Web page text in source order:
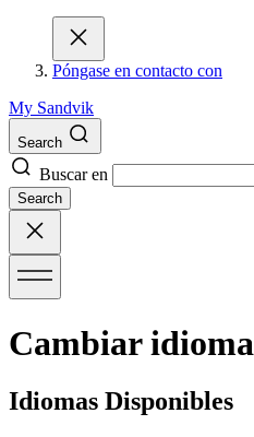
Póngase en contacto con
My Sandvik
Search
Buscar en
Search
Cambiar idioma
Idiomas Disponibles